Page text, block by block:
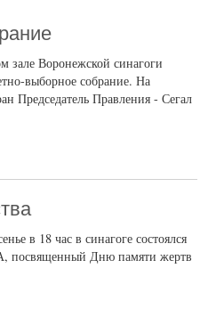
зале Воронежской синагоги
выборное собрание. На
Председатель Правления - Сегал
в 18 час в синагоге состоялся
Дню памяти жертв